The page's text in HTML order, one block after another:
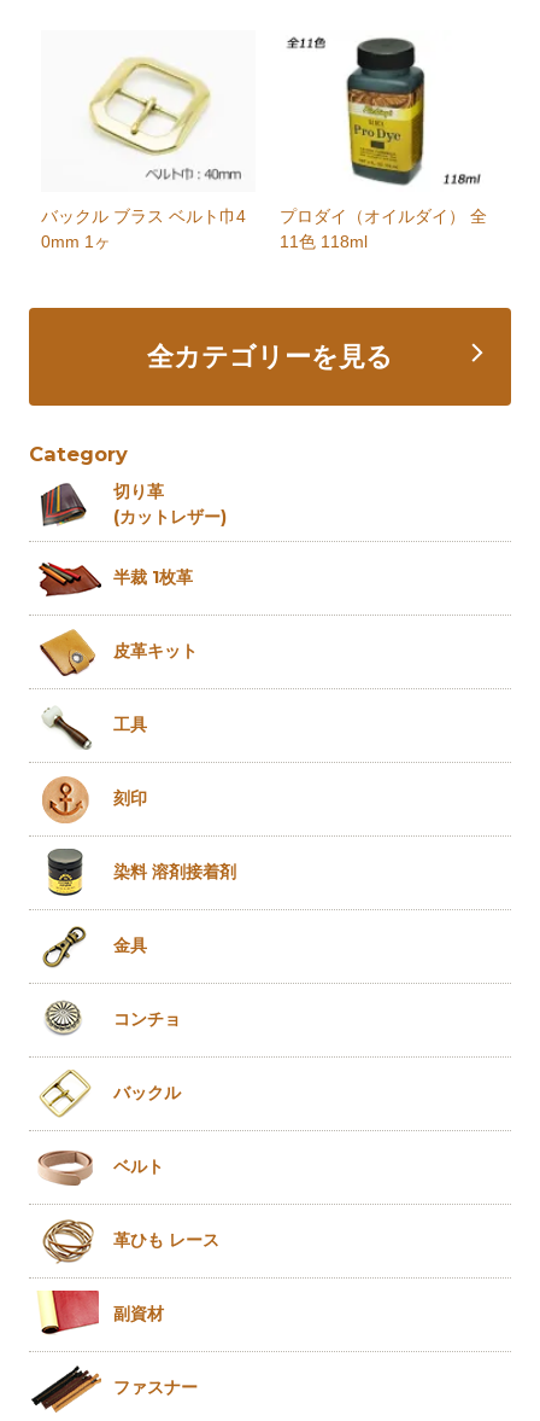
バックル ブラス ベルト巾4
0mm 1ヶ
プロダイ（オイルダイ） 全
11色 118ml
全カテゴリーを見る
Category
切り革
(カットレザー)
半裁 1枚革
皮革キット
工具
刻印
染料 溶剤接着剤
金具
コンチョ
バックル
ベルト
革ひも レース
副資材
ファスナー